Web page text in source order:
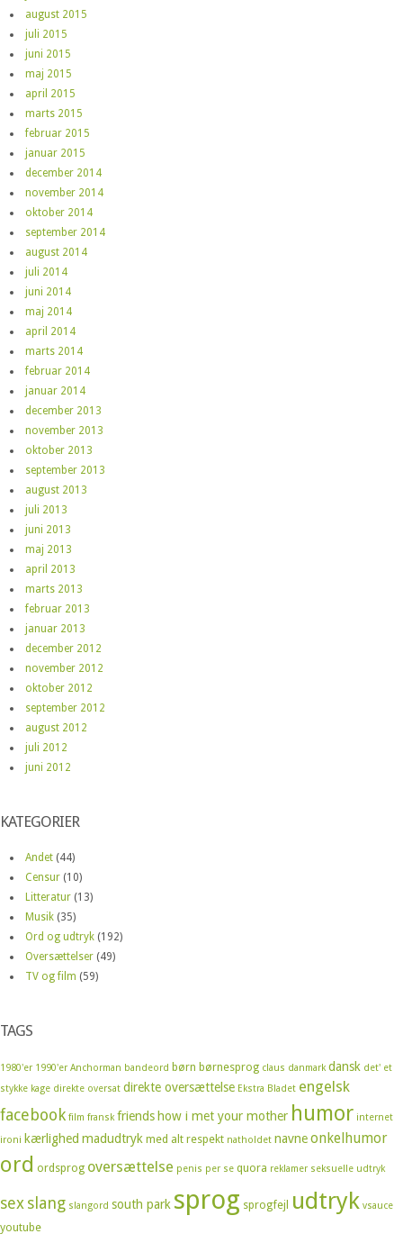
august 2015
juli 2015
juni 2015
maj 2015
april 2015
marts 2015
februar 2015
januar 2015
december 2014
november 2014
oktober 2014
september 2014
august 2014
juli 2014
juni 2014
maj 2014
april 2014
marts 2014
februar 2014
januar 2014
december 2013
november 2013
oktober 2013
september 2013
august 2013
juli 2013
juni 2013
maj 2013
april 2013
marts 2013
februar 2013
januar 2013
december 2012
november 2012
oktober 2012
september 2012
august 2012
juli 2012
juni 2012
KATEGORIER
Andet (44)
Censur (10)
Litteratur (13)
Musik (35)
Ord og udtryk (192)
Oversættelser (49)
TV og film (59)
TAGS
1980'er 1990'er Anchorman bandeord børn børnesprog claus danmark dansk det' et
stykke kage direkte oversat direkte oversættelse Ekstra Bladet engelsk
facebook film fransk friends how i met your mother humor internet
ironi kærlighed madudtryk med alt respekt natholdet navneonkelhumor
ord ordsprog oversættelse penis per se quora reklamer seksuelle udtryk
sexslang slangord south park sprog sprogfejl udtryk vsauce
youtube